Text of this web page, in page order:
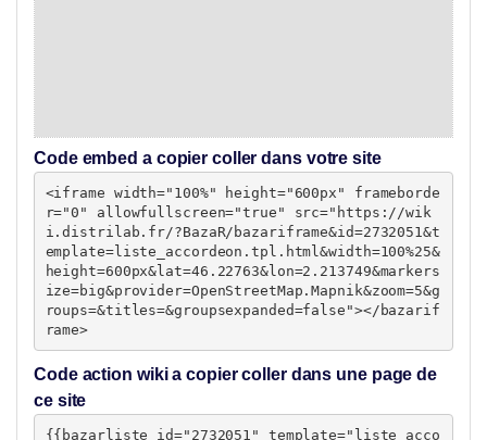
Code embed a copier coller dans votre site
<iframe width="100%" height="600px" frameborde
r="0" allowfullscreen="true" src="https://wik
i.distrilab.fr/?BazaR/bazariframe&id=2732051&t
emplate=liste_accordeon.tpl.html&width=100%25&
height=600px&lat=46.22763&lon=2.213749&markers
ize=big&provider=OpenStreetMap.Mapnik&zoom=5&g
roups=&titles=&groupsexpanded=false"></bazarif
rame>
Code action wiki a copier coller dans une page de
ce site
{{bazarliste id="2732051" template="liste_acco